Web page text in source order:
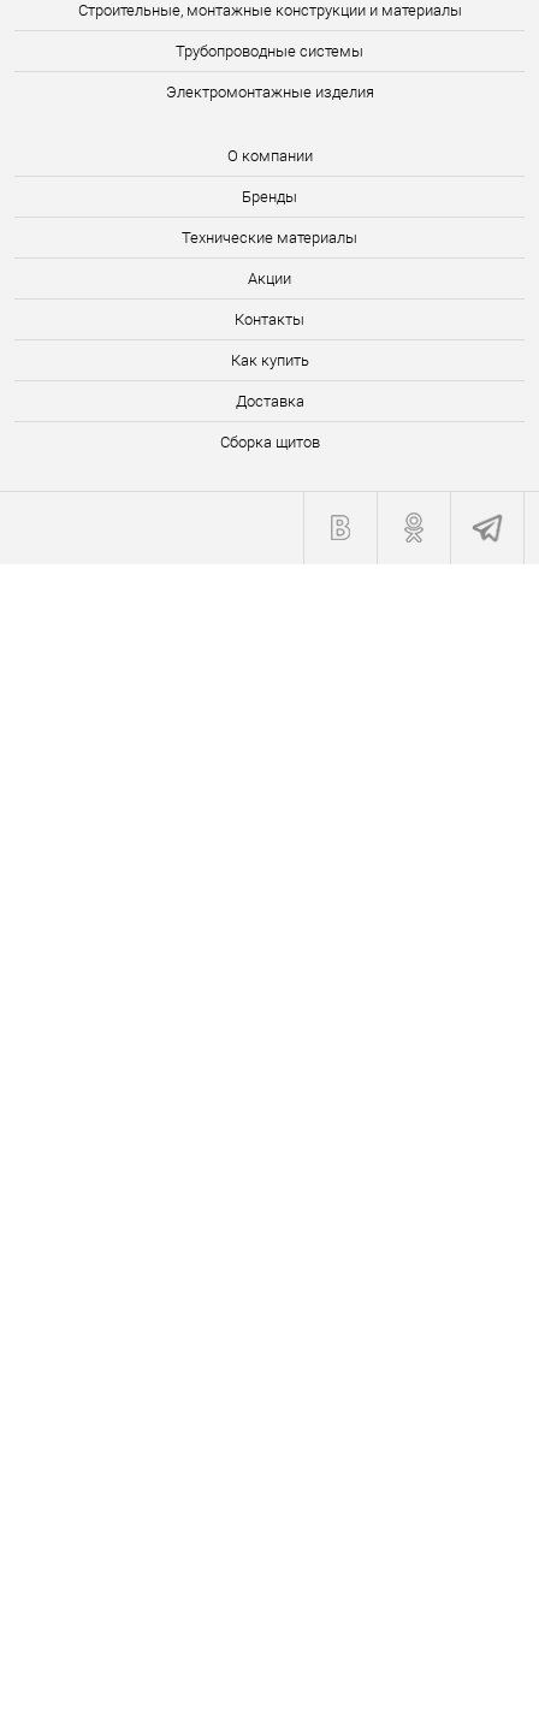
Строительные, монтажные конструкции и материалы
Трубопроводные системы
Электромонтажные изделия
О компании
Бренды
Технические материалы
Акции
Контакты
Как купить
Доставка
Сборка щитов